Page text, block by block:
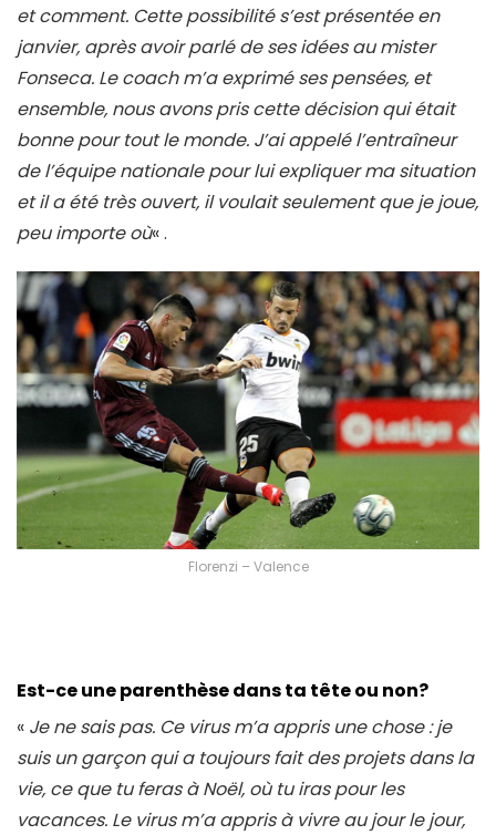
et comment. Cette possibilité s’est présentée en
janvier, après avoir parlé de ses idées au mister
Fonseca. Le coach m’a exprimé ses pensées, et
ensemble, nous avons pris cette décision qui était
bonne pour tout le monde. J’ai appelé l’entraîneur
de l’équipe nationale pour lui expliquer ma situation
et il a été très ouvert, il voulait seulement que je joue,
peu importe où« .
Florenzi – Valence
Est-ce une parenthèse dans ta tête ou non?
« Je ne sais pas. Ce virus m’a appris une chose : je
suis un garçon qui a toujours fait des projets dans la
vie, ce que tu feras à Noël, où tu iras pour les
vacances. Le virus m’a appris à vivre au jour le jour,